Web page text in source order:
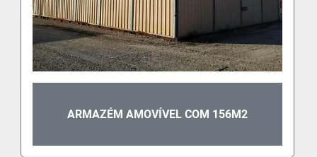
ARMAZÉM AMOVÍVEL COM 156M2